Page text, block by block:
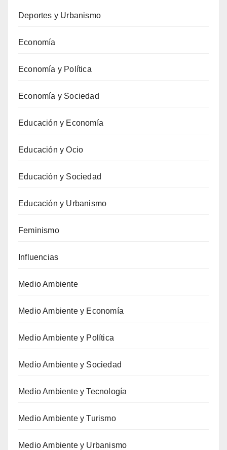
Deportes y Urbanismo
Economía
Economía y Política
Economía y Sociedad
Educación y Economía
Educación y Ocio
Educación y Sociedad
Educación y Urbanismo
Feminismo
Influencias
Medio Ambiente
Medio Ambiente y Economía
Medio Ambiente y Política
Medio Ambiente y Sociedad
Medio Ambiente y Tecnología
Medio Ambiente y Turismo
Medio Ambiente y Urbanismo